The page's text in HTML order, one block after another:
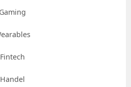
Gaming
Fintech
Handel